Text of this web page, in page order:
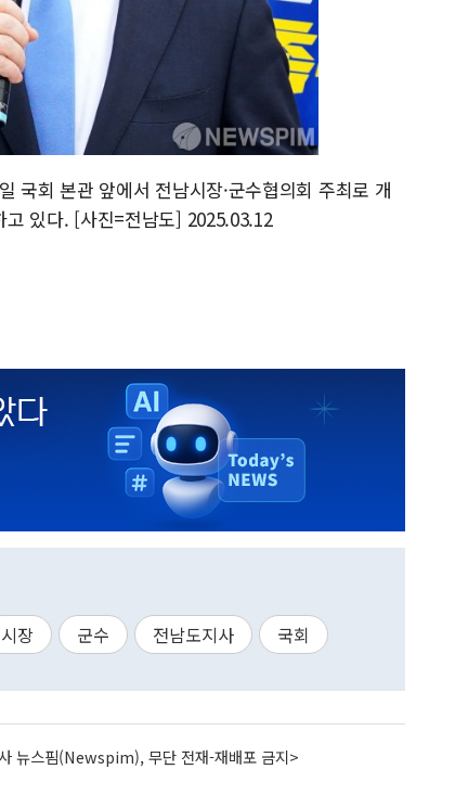
국회 본관 앞에서 전남시장·군수협의회 주최로 개
있다. [사진=전남도] 2025.03.12
시장 군수 전남도지사 국회
뉴스핌(Newspim), 무단 전재-재배포 금지>